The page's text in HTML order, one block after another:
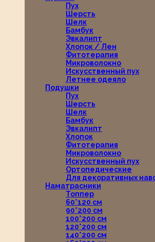
Пух
Шерсть
Шелк
Бамбук
Эвкалипт
Хлопок / Лен
Фитотерапия
Микроволокно
Искусственный пух
Летнее одеяло
Подушки
Пух
Шерсть
Шелк
Бамбук
Эвкалипт
Хлопок
Фитотерапия
Микроволокно
Искусственный пух
Ортопедические
Для декоративных
Наматрасники
Топпер
60*120 см
90*200 см
100*200 см
120*200 см
140*200 см